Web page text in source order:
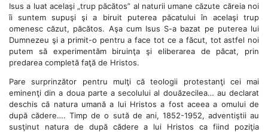
Isus a luat acelaşi „trup păcătos” al naturii umane căzute căreia noi
îi suntem supuşi şi a biruit puterea păcatului în acelaşi trup
omenesc căzut, păcătos. Aşa cum Isus S-a bazat pe puterea lui
Dumnezeu şi a primit-o pentru a face tot ce a făcut, tot astfel noi
putem să experimentăm biruinţa şi eliberarea de păcat, prin
predarea completă faţă de Hristos.
Pare surprinzător pentru mulţi că teologii protestanţi cei mai
eminenţi din a doua parte a secolului al douăzecilea… au declarat
deschis că natura umană a lui Hristos a fost aceea a omului de
după cădere…. Timp de o sută de ani, 1852-1952, adventiştii au
susţinut natura de după cădere a lui Hristos ca fiind poziţia